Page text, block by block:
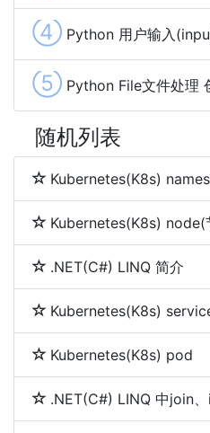
④ Python 用户输入
⑤ Python File文件处理
随机列表
Kubernetes(K8s)
Kubernetes(K8s) node(
.NET(C#) LINQ 简介
Kubernetes(K8s)
Kubernetes(K8s) pod
.NET(C#) LINQ 中join、